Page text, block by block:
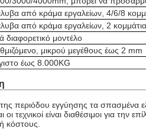
από κράμα εργαλείων, 4/6/8
από κράμα εργαλείων, 2 κομμάτια
διαφορετικό μοντέλο
μικρού μεγέθους έως 2 mm
έως 8.000KG
περιόδου εγγύησης τα
τεχνικοί είναι διαθέσιμοι για
κόστους.